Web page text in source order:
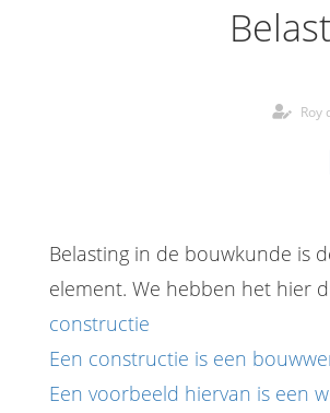
Roy
Belasting in de bouwkunde is
element. We hebben het hier
constructie
Een constructie is een
Een voorbeeld hiervan is een